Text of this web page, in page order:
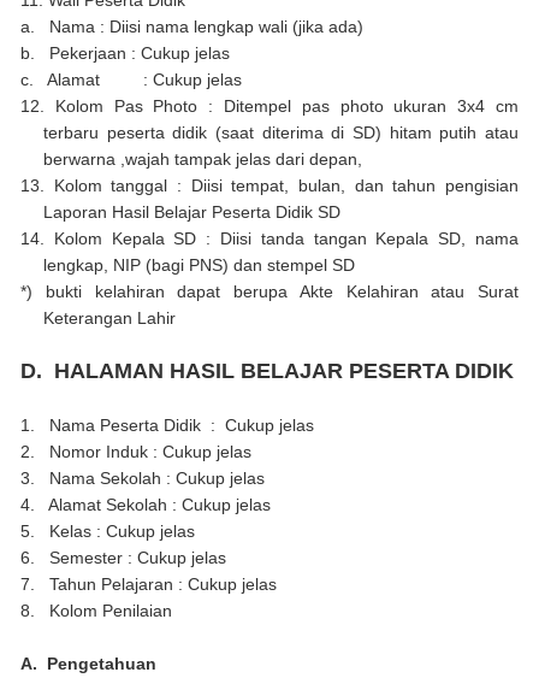
a. Nama : Diisi nama lengkap wali (jika ada)
b. Pekerjaan : Cukup jelas
c. Alamat : Cukup jelas
12. Kolom Pas Photo : Ditempel pas photo ukuran 3x4 cm
terbaru peserta didik (saat diterima di SD) hitam putih atau
berwarna ,wajah tampak jelas dari depan,
13. Kolom tanggal : Diisi tempat, bulan, dan tahun pengisian
Laporan Hasil Belajar Peserta Didik SD
14. Kolom Kepala SD : Diisi tanda tangan Kepala SD, nama
lengkap, NIP (bagi PNS) dan stempel SD
*) bukti kelahiran dapat berupa Akte Kelahiran atau Surat
Keterangan Lahir
D. HALAMAN HASIL BELAJAR PESERTA DIDIK
1. Nama Peserta Didik : Cukup jelas
2. Nomor Induk : Cukup jelas
3. Nama Sekolah : Cukup jelas
4. Alamat Sekolah : Cukup jelas
5. Kelas : Cukup jelas
6. Semester : Cukup jelas
7. Tahun Pelajaran : Cukup jelas
8. Kolom Penilaian
A. Pengetahuan